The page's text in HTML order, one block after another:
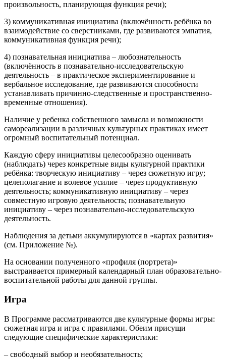
произвольность, планирующая функция речи);
3) коммуникативная инициатива (включённость ребёнка во
взаимодействие со сверстниками, где развиваются эмпатия,
коммуникативная функция речи);
4) познавательная инициатива – любознательность
(включённость в познавательно-исследовательскую
деятельность – в практическое экспериментирование и
вербальное исследование, где развиваются способности
устанавливать причинно-следственные и пространственно-
временные отношения).
Наличие у ребенка собственного замысла и возможности
самореализации в различных культурных практиках имеет
огромный воспитательный потенциал.
Каждую сферу инициативы целесообразно оценивать
(наблюдать) через конкретные виды культурной практики
ребёнка: творческую инициативу – через сюжетную игру;
целеполагание и волевое усилие – через продуктивную
деятельность; коммуникативную инициативу – через
совместную игровую деятельность; познавательную
инициативу – через познавательно-исследовательскую
деятельность.
Наблюдения за детьми аккумулируются в «картах развития»
(см. Приложение №).
На основании полученного «профиля (портрета)»
выстраивается примерный календарный план образовательно-
воспитательной работы для данной группы.
Игра
В Программе рассматриваются две культурные формы игры:
сюжетная игра и игра с правилами. Обеим присущи
следующие специфические характеристики:
– свободный выбор и необязательность;